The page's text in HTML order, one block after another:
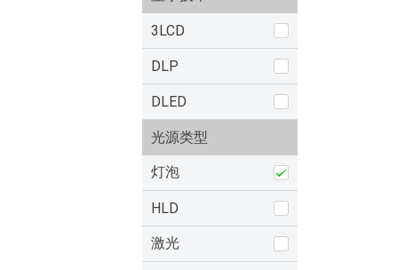
3LCD
DLP
DLED
光源类型
灯泡
HLD
激光